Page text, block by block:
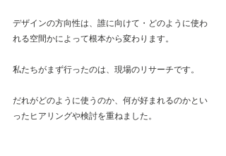
デザインの方向性は、誰に向けて・どのように使わ
れる空間かによって根本から変わります。
私たちがまず行ったのは、現場のリサーチです。
だれがどのように使うのか、何が好まれるのかとい
ったヒアリングや検討を重ねました。